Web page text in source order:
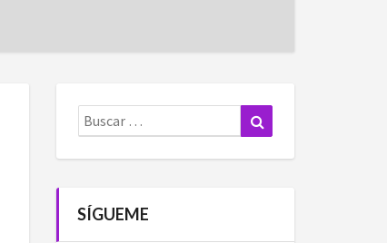
Buscar:
SÍGUEME